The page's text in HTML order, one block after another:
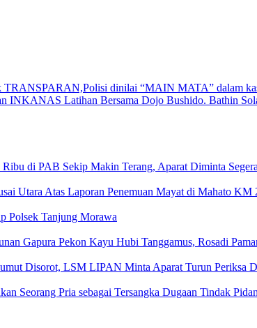
TRANSPARAN,Polisi dinilai “MAIN MATA” dalam
INKANAS Latihan Bersama Dojo Bushido. Bathin
di PAB Sekip Makin Terang, Aparat Diminta
Utara Atas Laporan Penemuan Mayat di Mahato KM
Polsek Tanjung Morawa
Gapura Pekon Kayu Hubi Tanggamus, Rosadi
Disorot, LSM LIPAN Minta Aparat Turun Periksa
Seorang Pria sebagai Tersangka Dugaan Tindak